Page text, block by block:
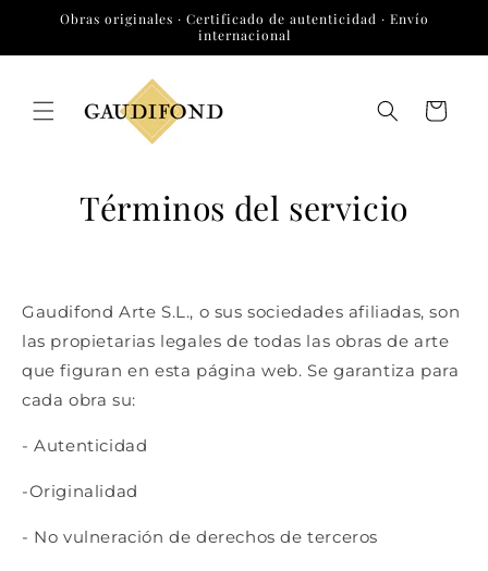
directamente
Obras originales · Certificado de autenticidad · Envío
internacional
Carrito
Términos del servicio
Gaudifond Arte S.L., o sus sociedades afiliadas, son
las propietarias legales de todas las obras de arte
que figuran en esta página web. Se garantiza para
cada obra su:
- Autenticidad
-Originalidad
- No vulneración de derechos de terceros